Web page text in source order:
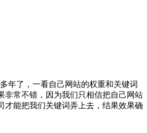
年了，一看自己网站的权重和关键词
非常不错，因为我们只相信把自己网站
才能把我们关键词弄上去，结果效果确